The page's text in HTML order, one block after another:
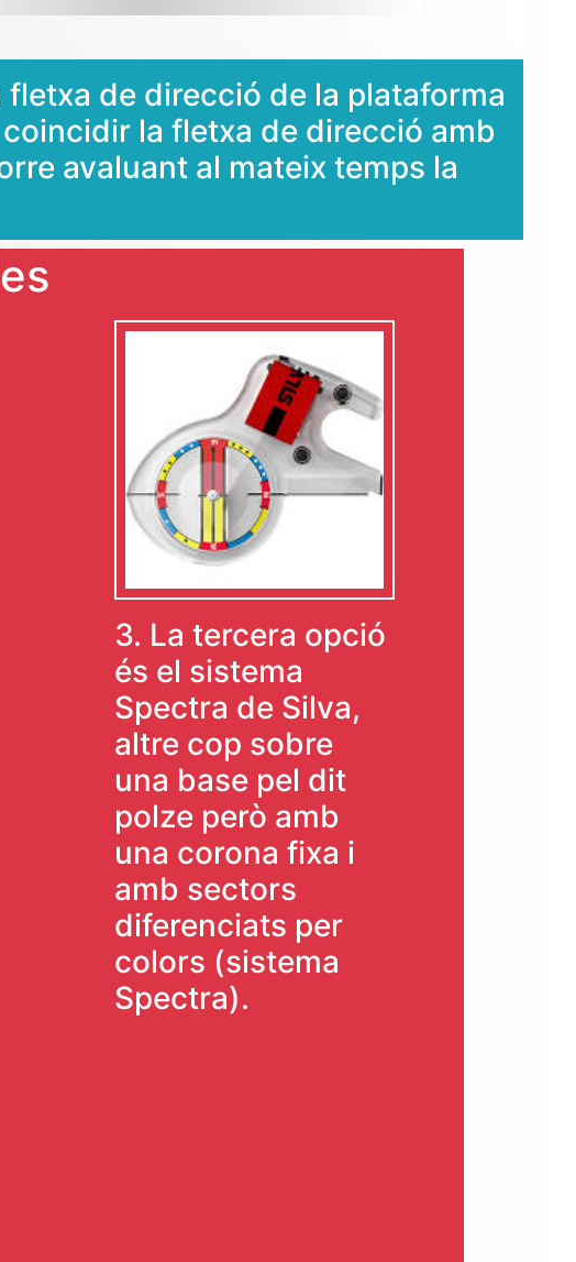
de direcció de la plataforma
la fletxa de direcció amb
avaluant al mateix temps la
3. La tercera opció
és el sistema
Spectra de Silva,
altre cop sobre
una base pel dit
polze però amb
una corona fixa i
amb sectors
diferenciats per
colors (sistema
Spectra).